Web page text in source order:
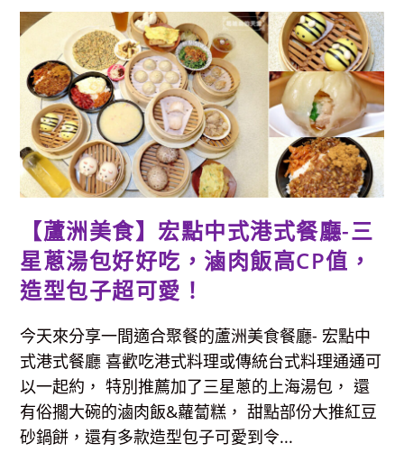
雞
&
魚
板
這
樣
換！
均
價
百
元
的
燴
飯、
炒
飯
&
麵，
隱
藏
版
菜
豬
排
麵
+大
碗
玉
米
只
要
100
元，
現
在
買
飯、
麵
還
【蘆洲美食】宏點中式港式餐廳-三
星蔥湯包好好吃，滷肉飯高CP值，
造型包子超可愛！
今天來分享一間適合聚餐的蘆洲美食餐廳- 宏點中
式港式餐廳 喜歡吃港式料理或傳統台式料理通通可
以一起約， 特別推薦加了三星蔥的上海湯包， 還
有俗擱大碗的滷肉飯&蘿蔔糕， 甜點部份大推紅豆
砂鍋餅，還有多款造型包子可愛到令...